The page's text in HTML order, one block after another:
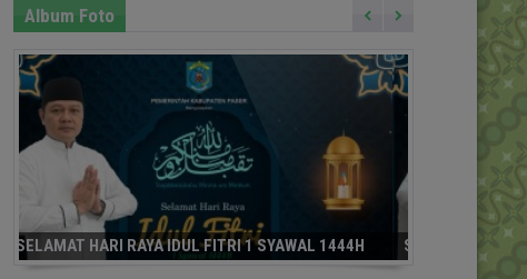
Album Foto
SELAMAT HARI RAYA IDUL FITRI 1 SYAWAL 1444H